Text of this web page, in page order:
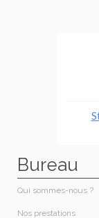
Bureau
Qui sommes-nous ?​
Nos prestations​